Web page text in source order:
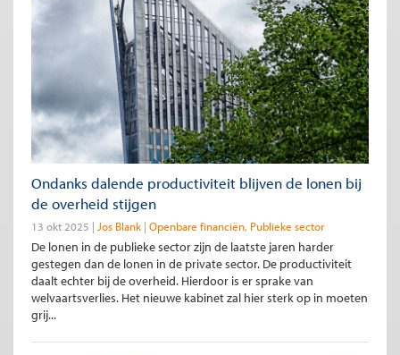
Ondanks dalende productiviteit blijven de lonen bij
de overheid stijgen
13 okt 2025 Jos Blank Openbare financiën Publieke sector
De lonen in de publieke sector zijn de laatste jaren harder
gestegen dan de lonen in de private sector. De productiviteit
daalt echter bij de overheid. Hierdoor is er sprake van
welvaartsverlies. Het nieuwe kabinet zal hier sterk op in moeten
grij...